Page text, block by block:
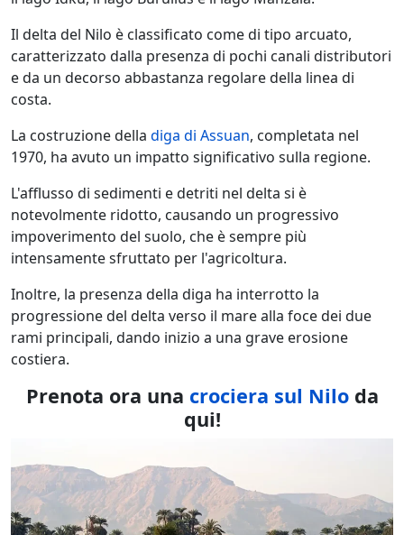
Il delta del Nilo è classificato come di tipo arcuato,
caratterizzato dalla presenza di pochi canali distributori
e da un decorso abbastanza regolare della linea di
costa.
La costruzione della diga di Assuan, completata nel
1970, ha avuto un impatto significativo sulla regione.
L'afflusso di sedimenti e detriti nel delta si è
notevolmente ridotto, causando un progressivo
impoverimento del suolo, che è sempre più
intensamente sfruttato per l'agricoltura.
Inoltre, la presenza della diga ha interrotto la
progressione del delta verso il mare alla foce dei due
rami principali, dando inizio a una grave erosione
costiera.
Prenota ora una crociera sul Niloda
qui!